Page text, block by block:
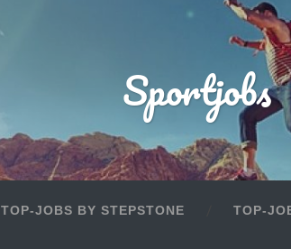
Sportjobs
TOP-JOBS BY STEPSTONE TOP-